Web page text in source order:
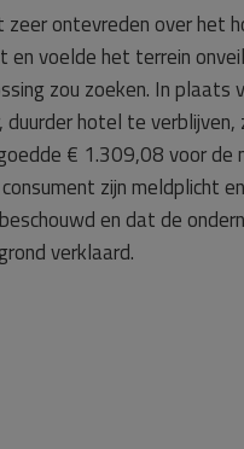
ontevreden over het
voelde het terrein
zou zoeken. In
hotel te
€ 1.309,08 voor
zijn meldplicht
en dat de
verklaard.